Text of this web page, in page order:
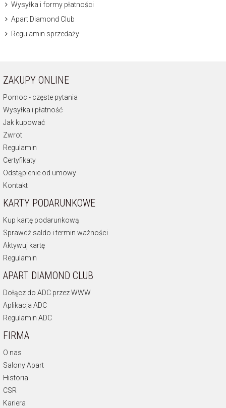
Wysyłka i formy płatności
Apart Diamond Club
Regulamin sprzedaży
ZAKUPY ONLINE
Pomoc - częste pytania
Wysyłka i płatność
Jak kupować
Zwrot
Regulamin
Certyfikaty
Odstąpienie od umowy
Kontakt
KARTY PODARUNKOWE
Kup kartę podarunkową
Sprawdź saldo i termin ważności
Aktywuj kartę
Regulamin
APART DIAMOND CLUB
Dołącz do ADC przez WWW
Aplikacja ADC
Regulamin ADC
FIRMA
O nas
Salony Apart
Historia
CSR
Kariera